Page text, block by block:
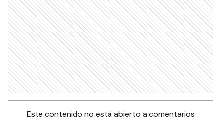
Este contenido no está abierto a comentarios